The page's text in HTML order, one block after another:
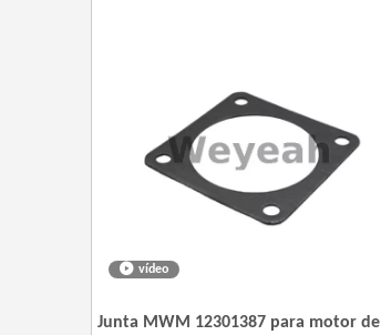
vídeo
Junta MWM 12301387 para motor de